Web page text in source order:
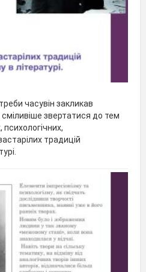
часувін закликав
звертатися до тем
традицій